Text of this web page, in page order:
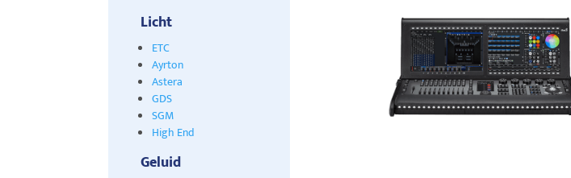
Licht
ETC
Ayrton
Astera
GDS
SGM
High End
Geluid